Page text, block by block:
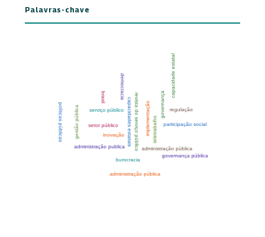
Palavras-chave